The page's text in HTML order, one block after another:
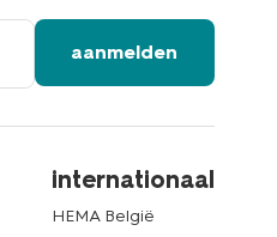
aanmelden
internationaal
HEMA België